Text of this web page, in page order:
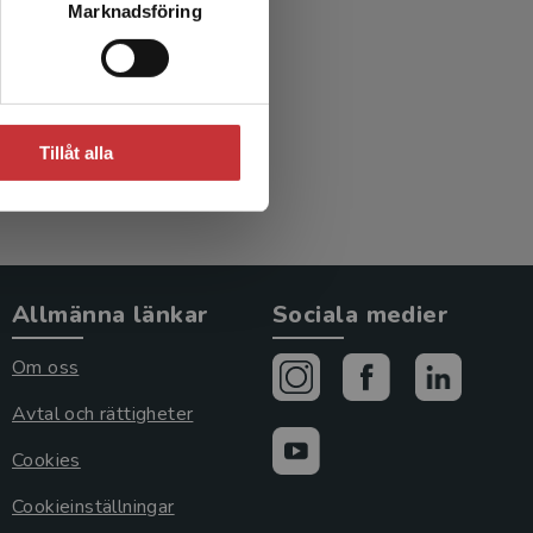
Marknadsföring
Tillåt alla
Allmänna länkar
Om oss
Avtal och rättigheter
Cookies
Cookieinställningar
Sociala medier